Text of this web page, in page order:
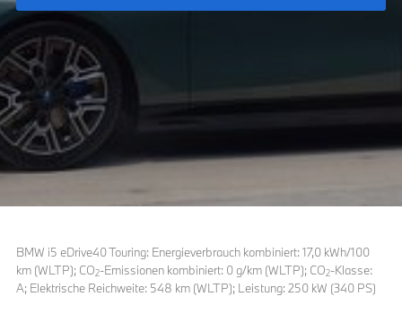
BMW i5 eDrive40 Touring: Energieverbrauch kombiniert: 17,0 kWh/100
km (WLTP); CO2-Emissionen kombiniert: 0 g/km (WLTP); CO2-Klasse:
A; Elektrische Reichweite: 548 km (WLTP); Leistung: 250 kW (340 PS)